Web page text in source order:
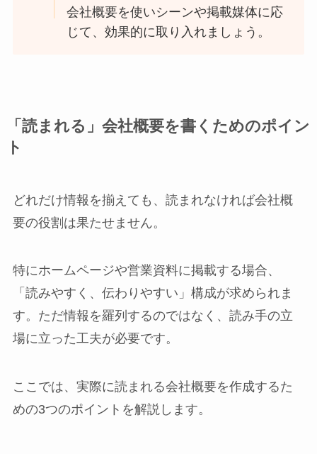
会社概要を使いシーンや掲載媒体に応
じて、効果的に取り入れましょう。
「読まれる」会社概要を書くためのポイン
ト
どれだけ情報を揃えても、読まれなければ会社概
要の役割は果たせません。
特にホームページや営業資料に掲載する場合、
「読みやすく、伝わりやすい」構成が求められま
す。ただ情報を羅列するのではなく、読み手の立
場に立った工夫が必要です。
ここでは、実際に読まれる会社概要を作成するた
めの3つのポイントを解説します。